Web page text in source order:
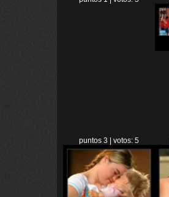
puntos 3 | votos: 5